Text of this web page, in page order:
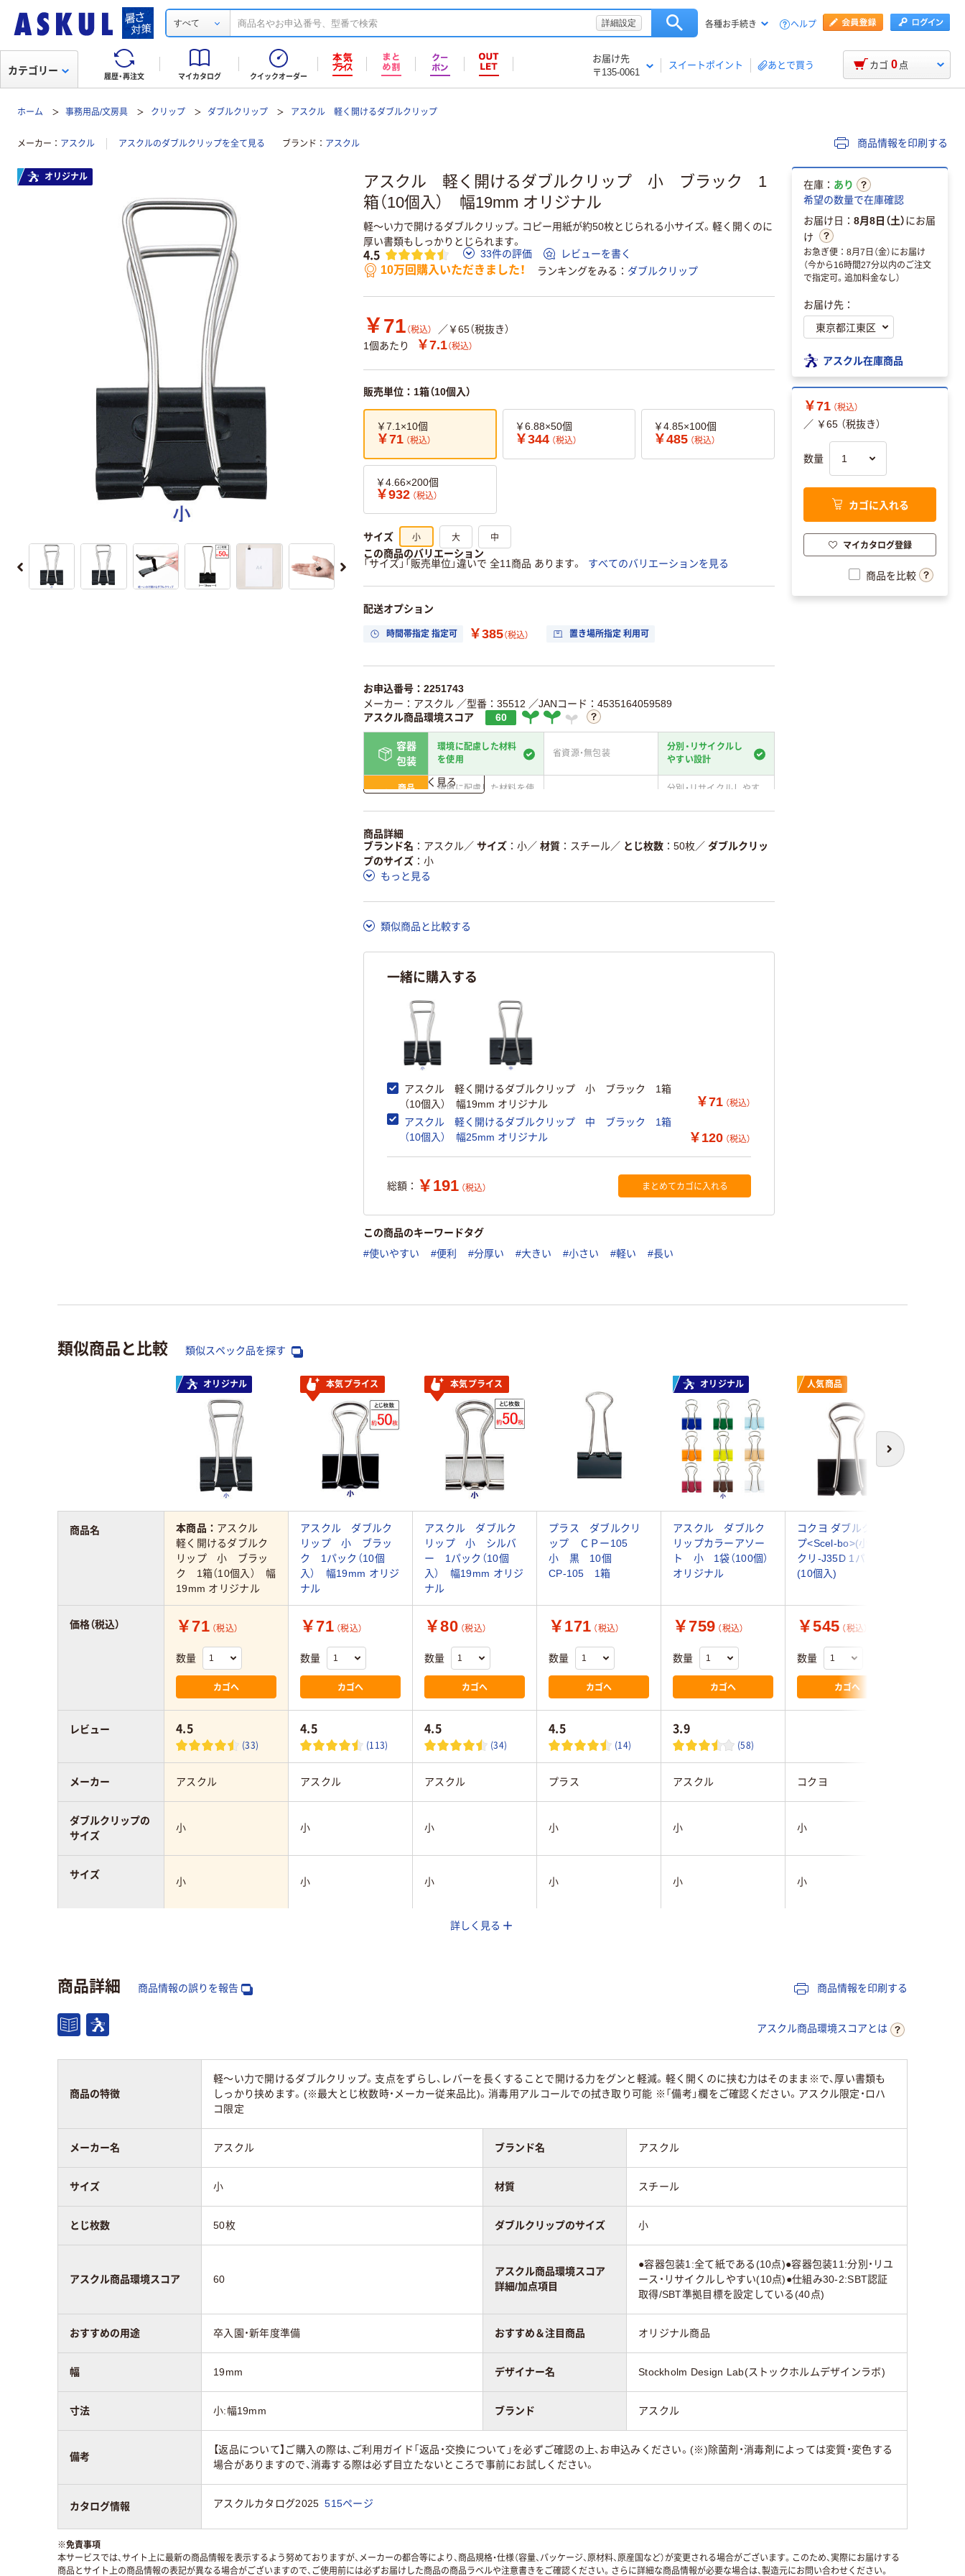
すべて 詳細設定 各種お手続き ヘルプ
履歴・再注文 マイカタログ クイックオーダー
お届け先
〒135-0061
スイートポイント あとで買う
カテゴリー カゴ 0 点
ホーム 事務用品/文房具 クリップ ダブルクリップ アスクル 軽く開けるダブルクリップ
メーカー アスクル アスクルのダブルクリップを全て見る ブランド アスクル 商品情報を印刷する
アスクル 軽く開けるダブルクリップ 小 ブラック 1
箱（10個入） 幅19mm オリジナル
軽～い力で開けるダブルクリップ。コピー用紙が約50枚とじられる小サイズ。軽く開くのに
厚い書類もしっかりとじられます。
4.5 33件の評価 レビューを書く
10万回購入いただきました！ ランキングをみる ダブルクリップ
￥71 （税込）
／￥65（税抜き）
1個あたり
￥7.1（税込）
販売単位：1箱（10個入）
￥7.1×10個
￥71 （税込）
￥6.88×50個
￥344 （税込）
￥4.85×100個
￥485 （税込）
￥4.66×200個
￥932 （税込）
サイズ 小 大 中
この商品のバリエーション
「サイズ」「販売単位」違いで 全11商品 あります。
すべてのバリエーションを見る
配送オプション
時間帯指定 指定可 ￥385（税込） 置き場所指定 利用可
お申込番号：2251743
メーカー：アスクル ／型番：35512 ／JANコード：4535164059589
アスクル商品環境スコア
60
容器
包装
環境に配慮した材料
を使用
省資源・無包装
分別・リサイクルし
やすい設計
商品
環境に配慮した材料を使
分別・リサイクルしやす
仕組
る
ている
削減
この商品の環境配慮ポイントです。詳しくはページ下部の商品詳細「
ア詳細／加点項目
詳しく見る
商品詳細
ブランド名
アスクル／ サイズ 小／ 材質 スチール／ とじ枚数 50枚／ ダブルクリッ
プのサイズ
小
もっと見る
類似商品と比較する
一緒に購入する
アスクル 軽く開けるダブルクリップ 小 ブラック 1箱
（10個入） 幅19mm オリジナル
￥71 （税込）
アスクル 軽く開けるダブルクリップ 中 ブラック 1箱
（10個入） 幅25mm オリジナル
￥120 （税込）
総額： ￥191 （税込） まとめてカゴに入れる
この商品のキーワードタグ
#使いやすい #便利 #分厚い #大きい #小さい #軽い #長い
オリジナル
在庫： あり
希望の数量で在庫確認
お届け日： 8月8日（土）にお届
け
お急ぎ便：8月7日（金）にお届け
（今から16時間27分以内のご注文
で指定可。追加料金なし）
お届け先：
アスクル在庫商品
￥71 （税込）
／ ￥65 （税抜き）
数量
カゴに入れる
マイカタログ登録
商品を比較
類似商品と比較 類似スペック品を探す
次へ
オリジナル 本気プライス 本気プライス オリジナル 人気商品
本商品： アスクル
軽く開けるダブルク
リップ 小 ブラッ
ク 1箱（10個入） 幅
19mm オリジナル
アスクル ダブルク
リップ 小 ブラッ
ク 1パック（10個
入） 幅19mm オリジ
ナル
アスクル ダブルク
リップ 小 シルバ
ー 1パック（10個
入） 幅19mm オリジ
ナル
プラス ダブルクリ
ップ ＣＰー105
小 黒 10個
CP-105 1箱
アスクル ダブルク
リップカラーアソー
ト 小 1袋（100個）
オリジナル
コクヨ ダブルクリッ
プ<Scel-bo>(小) 黒
クリ-J35D 1パック
(10個入)
￥71 （税込）
数量
カゴへ
￥71 （税込）
数量
カゴへ
￥80 （税込）
数量
カゴへ
￥171 （税込）
数量
カゴへ
￥759 （税込）
数量
カゴへ
￥545 （税込）
数量
カゴへ
4.5
(33)
4.5
(113)
4.5
(34)
4.5
(14)
3.9
(58)
アスクル アスクル アスクル プラス アスクル コクヨ
小 小 小 小 小 小
小 小 小 小 小 小
50枚 約40枚
スチール
商品名
価格（税込）
レビュー
メーカー
ダブルクリップの
サイズ
サイズ
とじ枚数
材質
アスクル商品環境
詳しく見る
商品詳細 商品情報の誤りを報告 商品情報を印刷する
アスクル商品環境スコアとは
商品の特徴
軽～い力で開けるダブルクリップ。支点をずらし、レバーを長くすることで開ける力をグンと軽減。軽く開くのに挟む力はそのまま※で、厚い書類も
しっかり挟めます。(※最大とじ枚数時・メーカー従来品比)。消毒用アルコールでの拭き取り可能 ※「備考」欄をご確認ください。アスクル限定・ロハ
コ限定
メーカー名 アスクル ブランド名 アスクル
サイズ 小 材質 スチール
とじ枚数 50枚 ダブルクリップのサイズ 小
アスクル商品環境スコア 60
アスクル商品環境スコア
詳細/加点項目
●容器包装1:全て紙である(10点)●容器包装11:分別・リユ
ース・リサイクルしやすい(10点)●仕組み30-2:SBT認証
取得/SBT準拠目標を設定している(40点)
おすすめの用途 卒入園・新年度準備 おすすめ＆注目商品 オリジナル商品
幅 19mm デザイナー名 Stockholm Design Lab(ストックホルムデザインラボ)
寸法 小:幅19mm ブランド アスクル
備考
【返品について】ご購入の際は、ご利用ガイド「返品・交換について」を必ずご確認の上、お申込みください。(※)除菌剤・消毒剤によっては変質・変色する
場合がありますので、消毒する際は必ず目立たないところで事前にお試しください。
カタログ情報 アスクルカタログ2025 515ページ
※免責事項
本サービスでは、サイト上に最新の商品情報を表示するよう努めておりますが、メーカーの都合等により、商品規格・仕様（容量、パッケージ、原材料、原産国など）が変更される場合がございます。このため、実際にお届けする
商品とサイト上の商品情報の表記が異なる場合がございますので、ご使用前には必ずお届けした商品の商品ラベルや注意書きをご確認ください。さらに詳細な商品情報が必要な場合は、製造元にお問い合わせください。